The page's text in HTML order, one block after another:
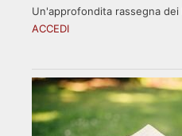
Un'approfondita rassegna
ACCEDI